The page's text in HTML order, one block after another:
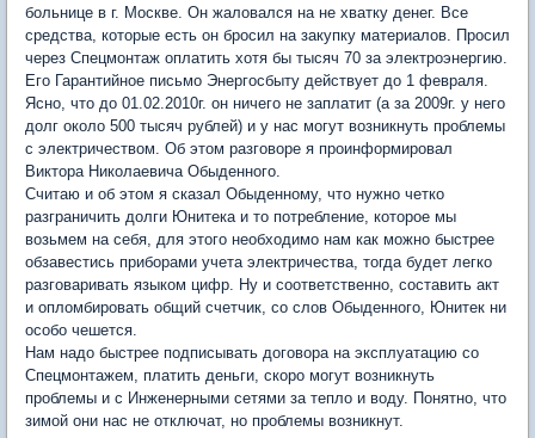
больнице в г. Москве. Он жаловался на не хватку денег. Все
средства, которые есть он бросил на закупку материалов. Просил
через Спецмонтаж оплатить хотя бы тысяч 70 за электроэнергию.
Его Гарантийное письмо Энергосбыту действует до 1 февраля.
Ясно, что до 01.02.2010г. он ничего не заплатит (а за 2009г. у него
долг около 500 тысяч рублей) и у нас могут возникнуть проблемы
с электричеством. Об этом разговоре я проинформировал
Виктора Николаевича Обыденного.
Считаю и об этом я сказал Обыденному, что нужно четко
разграничить долги Юнитека и то потребление, которое мы
возьмем на себя, для этого необходимо нам как можно быстрее
обзавестись приборами учета электричества, тогда будет легко
разговаривать языком цифр. Ну и соответственно, составить акт
и опломбировать общий счетчик, со слов Обыденного, Юнитек ни
особо чешется.
Нам надо быстрее подписывать договора на эксплуатацию со
Спецмонтажем, платить деньги, скоро могут возникнуть
проблемы и с Инженерными сетями за тепло и воду. Понятно, что
зимой они нас не отключат, но проблемы возникнут.